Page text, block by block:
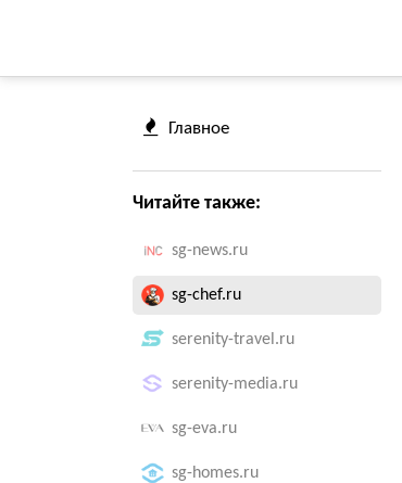
Главное
Читайте также:
sg-news.ru
sg-chef.ru
serenity-travel.ru
serenity-media.ru
sg-eva.ru
sg-homes.ru